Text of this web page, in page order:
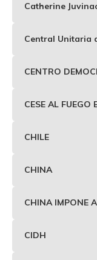
Catherine
Central Unitaria
CENTRO
CESE AL FUEGO
CHILE
CHINA
CHINA IMPONE
CIDH